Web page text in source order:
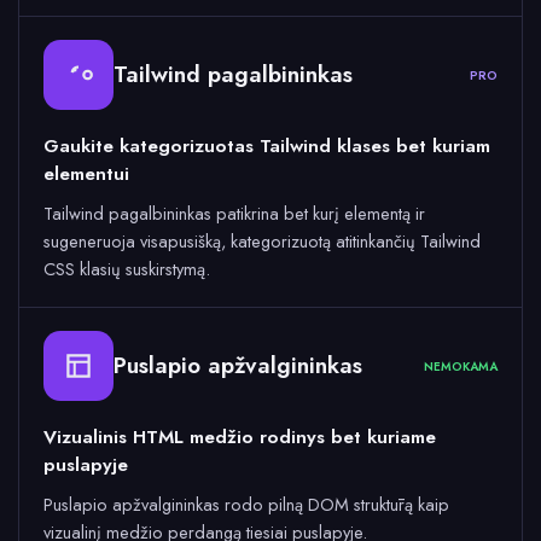
Tailwind pagalbininkas PRO
Gaukite kategorizuotas Tailwind klases bet kuriam
elementui
Tailwind pagalbininkas patikrina bet kurį elementą ir
sugeneruoja visapusišką, kategorizuotą atitinkančių Tailwind
CSS klasių suskirstymą.
Puslapio apžvalgininkas NEMOKAMA
Vizualinis HTML medžio rodinys bet kuriame
puslapyje
Puslapio apžvalgininkas rodo pilną DOM struktūrą kaip
vizualinį medžio perdangą tiesiai puslapyje.